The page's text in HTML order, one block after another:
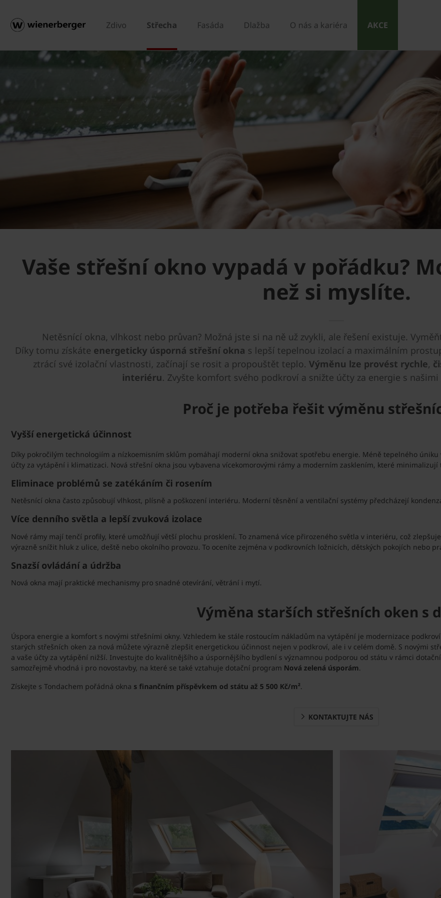
Zdivo Střecha Fasáda Dlažba O nás a kariéra AKCE
Vaše střešní okno vypadá v pořádku?
než si myslíte.
Netěsnící okna, vlhkost nebo průvan? Možná jste si na ně už zvykli, ale řešení existuje.
Díky tomu získáte energeticky úsporná střešní okna s lepší tepelnou izolací a maximálním
ztrácí své izolační vlastnosti, začínají se rosit a propouštět teplo. Výměnu lze provést rychle,
interiéru. Zvyšte komfort svého podkroví a snižte účty za energie s
Proč je potřeba řešit výměnu
Vyšší energetická účinnost
Díky pokročilým technologiím a nízkoemisním sklům pomáhají moderní okna snižovat spotřebu energie. Méně tepelného
účty za vytápění i klimatizaci. Nová střešní okna jsou vybavena vícekomorovými rámy a moderním zasklením, které
Eliminace problémů se zatékáním či rosením
Netěsnící okna často způsobují vlhkost, plísně a poškození interiéru. Moderní těsnění a ventilační systémy předcházejí
Více denního světla a lepší zvuková izolace
Nové rámy mají tenčí profily, které umožňují větší plochu prosklení. To znamená více přirozeného světla v interiéru, což
výrazně snížit hluk z ulice, deště nebo okolního provozu. To oceníte zejména v podkrovních ložnicích, dětských pokojích nebo
Snazší ovládání a údržba
Nová okna mají praktické mechanismy pro snadné otevírání, větrání i mytí.
Výměna starších střešních oken s
Úspora energie a komfort s novými střešními okny. Vzhledem ke stále rostoucím nákladům na vytápění je modernizace
starých střešních oken za nová můžete výrazně zlepšit energetickou účinnost nejen v podkroví, ale i v celém domě. S novými
a vaše účty za vytápění nižší. Investujte do kvalitnějšího a úspornějšího bydlení s významnou podporou od státu v rámci
samozřejmě vhodná i pro novostavby, na které se také vztahuje dotační program Nová zelená úsporám.
Získejte s Tondachem pořádná okna s finančním příspěvkem od státu až 5 500 Kč/m².
KONTAKTUJTE NÁS